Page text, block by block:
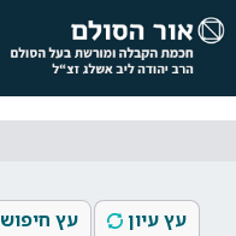
עץ עיון עץ חיפוש